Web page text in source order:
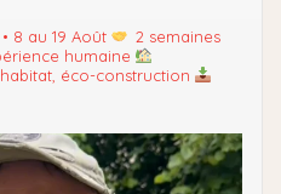
8 au 19 Août
2 semaines
humaine
éco-construction